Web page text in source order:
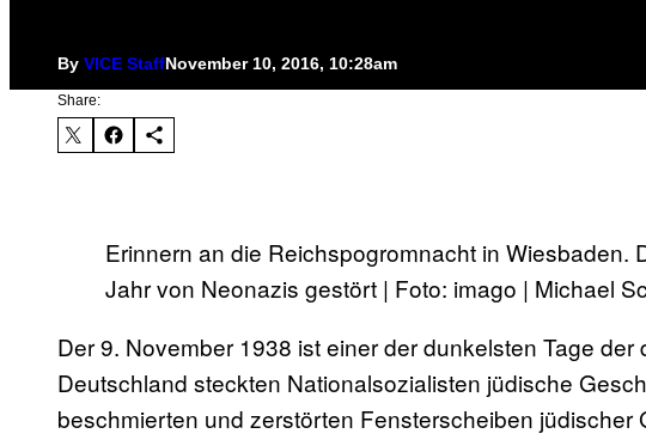
By VICE StaffNovember 10, 2016, 10:28am
Share:
Erinnern an die Reichspogromnacht in Wiesbaden.
Jahr von Neonazis gestört | Foto: imago | Michael
Der 9. November 1938 ist einer der dunkelsten Tage
Deutschland steckten Nationalsozialisten jüdische
beschmierten und zerstörten Fensterscheiben jüdischer